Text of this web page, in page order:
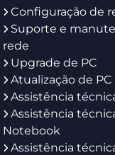
Configuração de
Suporte e
rede
Upgrade de PC
Atualização de PC
Assistência
Assistência
Notebook
Assistência